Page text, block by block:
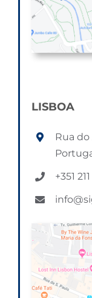
LISBOA
Rua do
+351